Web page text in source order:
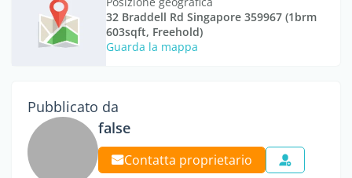
32 Braddell Rd Singapore 359967 (1brm
603sqft, Freehold)
Guarda la mappa
Pubblicato da
false
Contatta proprietario